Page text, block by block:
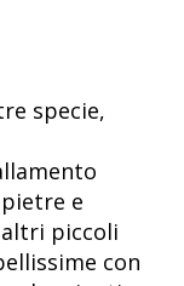
specie,
e
altri piccoli
con